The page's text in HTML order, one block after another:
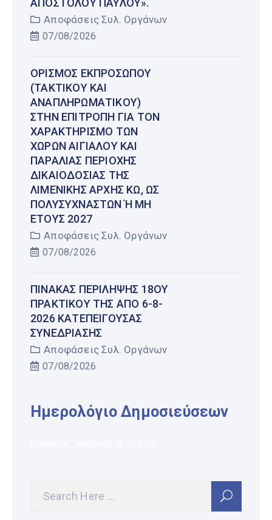
ΑΠΟΣΤΌΛΟΥ ΠΑΎΛΟΥ».
Αποφάσεις Συλ. Οργάνων
07/08/2026
ΟΡΙΣΜΌΣ ΕΚΠΡΟΣΏΠΟΥ
(ΤΑΚΤΙΚΟΎ ΚΑΙ
ΑΝΑΠΛΗΡΩΜΑΤΙΚΟΎ)
ΣΤΗΝ ΕΠΙΤΡΟΠΉ ΓΙΑ ΤΟΝ
ΧΑΡΑΚΤΗΡΙΣΜΌ ΤΩΝ
ΧΏΡΩΝ ΑΙΓΙΑΛΟΎ ΚΑΙ
ΠΑΡΑΛΊΑΣ ΠΕΡΙΟΧΉΣ
ΔΙΚΑΙΟΔΟΣΊΑΣ ΤΗΣ
ΛΙΜΕΝΙΚΉΣ ΑΡΧΉΣ ΚΩ, ΩΣ
ΠΟΛΥΣΎΧΝΑΣΤΩΝ Ή ΜΗ Έ
ΤΟΥΣ 2027
Αποφάσεις Συλ. Οργάνων
07/08/2026
ΠΊΝΑΚΑΣ ΠΕΡΊΛΗΨΗΣ 18ΟΥ
ΠΡΑΚΤΙΚΟΎ ΤΗΣ ΑΠΌ 6-8-
2026 ΚΑΤΕΠΕΊΓΟΥΣΑΣ
ΣΥΝΕΔΡΊΑΣΗΣ
Αποφάσεις Συλ. Οργάνων
07/08/2026
Ημερολόγιο Δημοσιεύσεων